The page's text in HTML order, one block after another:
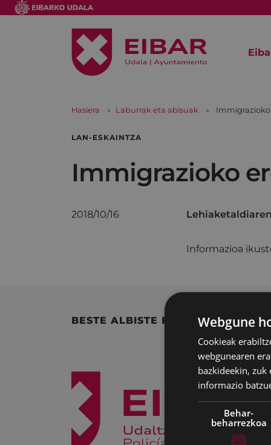
Hasiera Laburrak eta abisuak
LAN-ESKAINTZA
Immigrazioko
2018/10/16
Informazioa
BESTE ALBISTE BATZUKWebgune
Cookieak
webgunearen
bazkideekin,
informazio
Behar-
beharrezkoa